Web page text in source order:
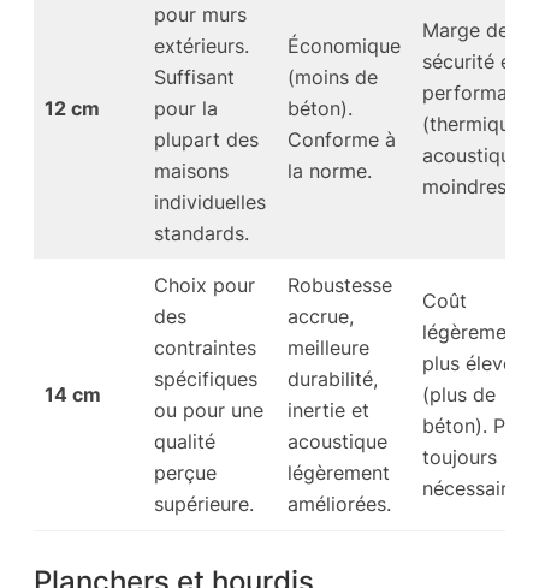
12 cm
pour murs
extérieurs.
Suffisant
pour la
plupart des
maisons
individuelles
standards.
Économique
(moins de
béton).
Conforme à
la norme.
Marge de
sécurité et
(thermique,
acoustique)
moindres.
14 cm
Choix pour
des
contraintes
spécifiques
ou pour une
qualité
perçue
supérieure.
Robustesse
accrue,
meilleure
durabilité,
inertie et
acoustique
légèrement
améliorées.
Coût
légèrement
plus élevé
(plus de
béton). Pas
toujours
nécessaire.
Planchers et hourdis